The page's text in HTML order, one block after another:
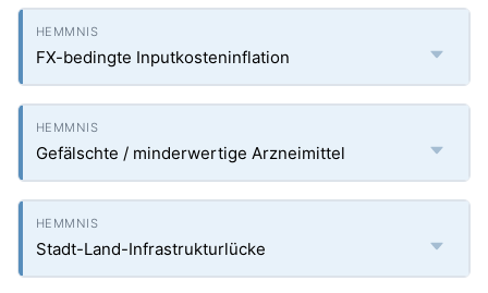
FX-bedingte Inputkosteninflation
Gefälschte / minderwertige Arzneimittel
Stadt-Land-Infrastrukturlücke